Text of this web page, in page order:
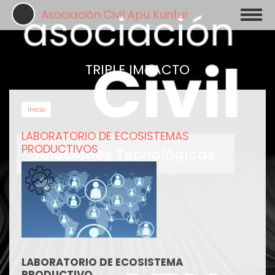
Pasar
contenido
principal
Asociación Civil Apu Kuntur
TRIPLE IMPACTO
Inicio
LABORATORIO DE ECOSISTEMAS
PRODUCTIVOS
LABORATORIO DE ECOSISTEMA